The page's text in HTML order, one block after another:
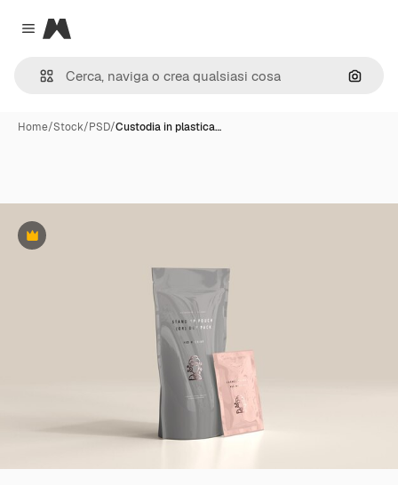
Close menu
Magnific
Cerca
Home/Stock/PSD/Custodia in plastica…
Premium